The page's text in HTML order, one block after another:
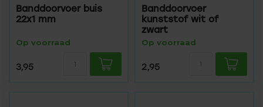
Banddoorvoer buis
22x1 mm
Op voorraad
3,95
Banddoorvoer
kunststof wit of
zwart
Op voorraad
2,95